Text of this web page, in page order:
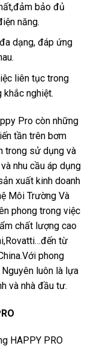
bảo đủ
năng.
dạng, đáp ứng
liên tục trong
nghiệt.
Pro còn những
tần trên bơm
trong sử dụng và
nhu cầu áp dụng
xuất kinh doanh
Môi Trường Và
phong trong việc
chất lượng cao
từ
phong
luôn là lựa
và nhà đầu tư.
HAPPY PRO